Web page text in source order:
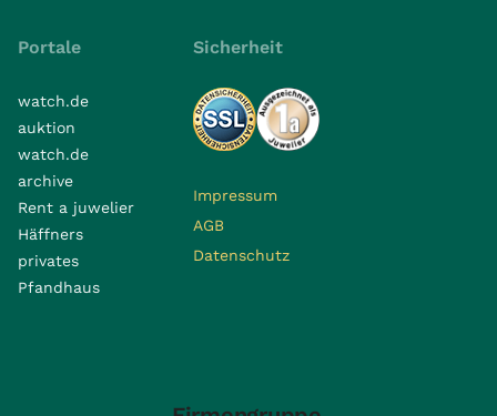
Portale
watch.de
auktion
watch.de
archive
Rent a juwelier
Häffners
privates
Pfandhaus
Sicherheit
Impressum
AGB
Datenschutz